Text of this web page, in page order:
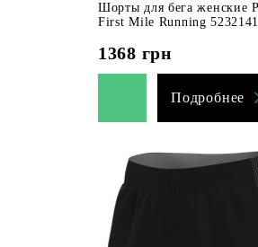
Шорты для бега женские
First Mile Running
1368 грн
Подробнее